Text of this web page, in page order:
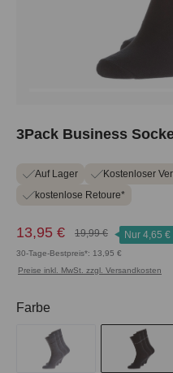
3Pack Business
Auf Lager
Kostenloser
kostenlose Retoure*
13,95 € 19,99 € Nur 4,65 €
30-Tage-Bestpreis*: 13,95 €
Preise inkl. MwSt. zzgl. Versandkosten
Farbe